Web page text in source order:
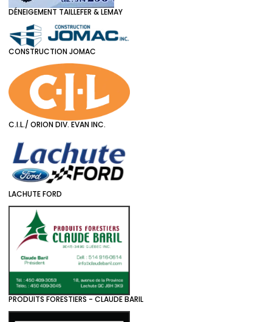
DÉNEIGEMENT TAILLEFER & LEMAY
CONSTRUCTION JOMAC
C.I.L./ ORION DIV. EVAN INC.
LACHUTE FORD
PRODUITS FORESTIERS - CLAUDE BARIL